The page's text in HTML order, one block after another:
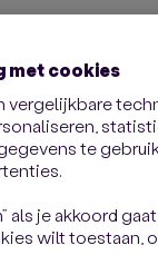
met cookies
vergelijkbare
te
als je akkoord
wilt toestaan,